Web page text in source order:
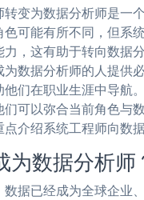
变为数据分析师是一
可能有所不同，但系
，这有助于转向数据
数据分析师的人提供
们在职业生涯中导航
可以弥合当前角色与
介绍系统工程师向数
为数据分析师
据已经成为全球企业